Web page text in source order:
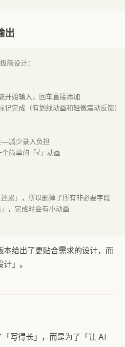
出
简设计：
始输入，回车直接添加
完成（有划线动画和轻微震动反馈）
减少录入负担
简单的「√」动画
累」，所以删掉了所有非必要字段
，完成时会有小动画
本给出了更贴合需求的设计，而
」。
写得长」，而是为了「让 AI